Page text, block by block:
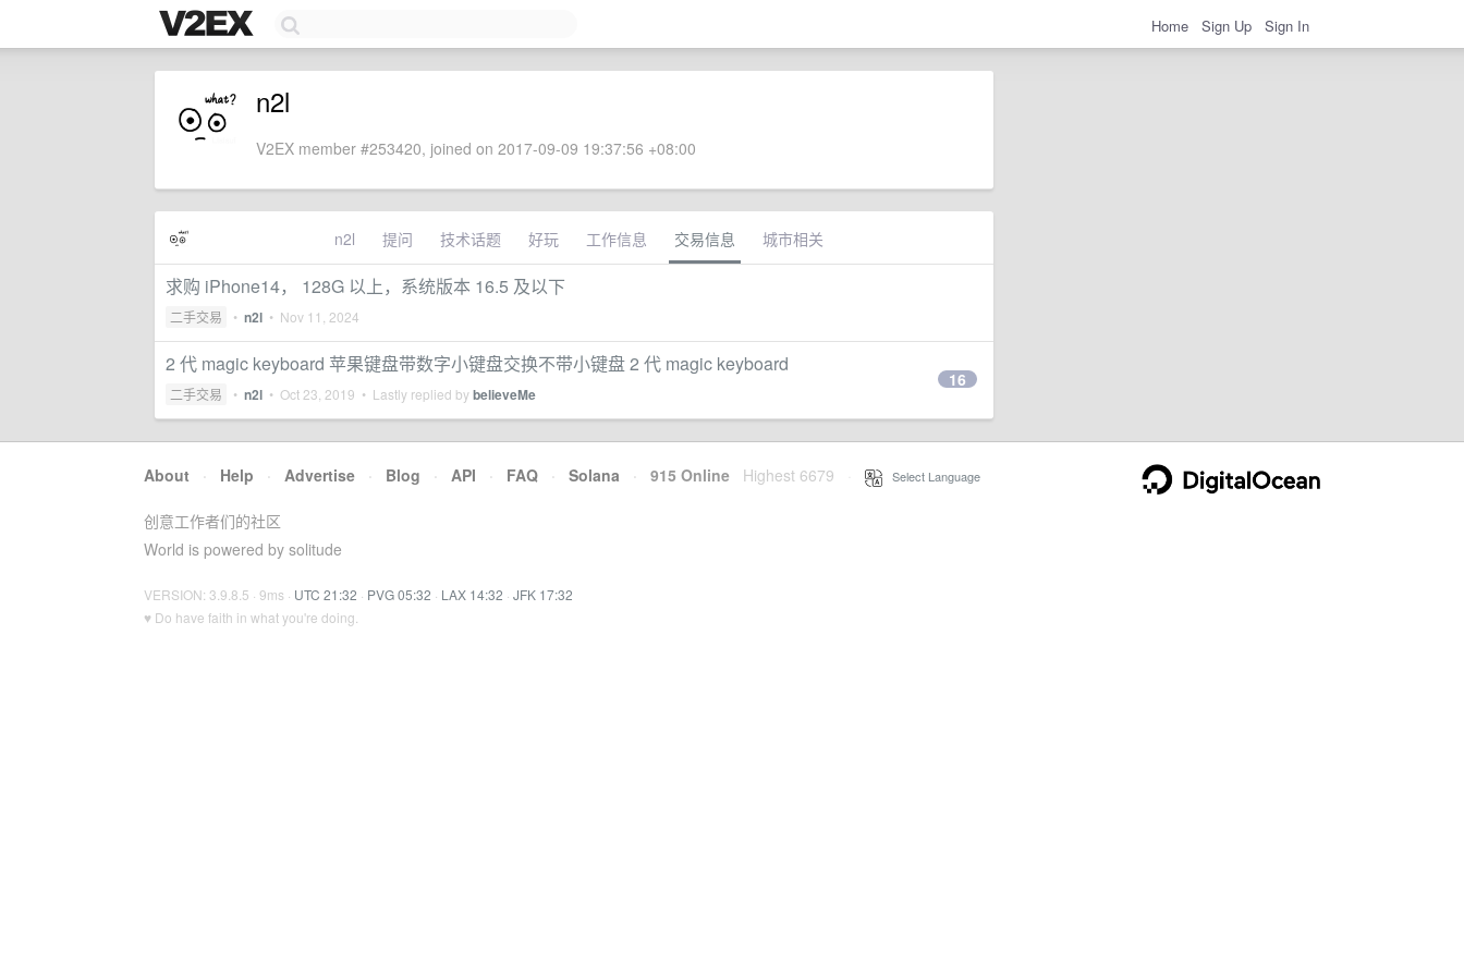
Home Sign Up Sign In
n2l
V2EX member #253420, joined on 2017-09-09 19:37:56 +08:00
n2l 提问 技术话题 好玩 工作信息 交易信息 城市相关
求购 iPhone14， 128G 以上，系统版本 16.5 及以下
二手交易 • n2l • Nov 11, 2024
2 代 magic keyboard 苹果键盘带数字小键盘交换不带小键盘 2 代 magic keyboard
二手交易 • n2l • Oct 23, 2019 • Lastly replied bybelieveMe
16
About · Help · Advertise · Blog · API · FAQ · Solana · 915 Online Highest 6679 Select Language
创意工作者们的社区
World is powered by solitude
VERSION: 3.9.8.5 · 9ms · UTC 21:32 · PVG 05:32 · LAX 14:32 · JFK 17:32
♥ Do have faith in what you're doing.